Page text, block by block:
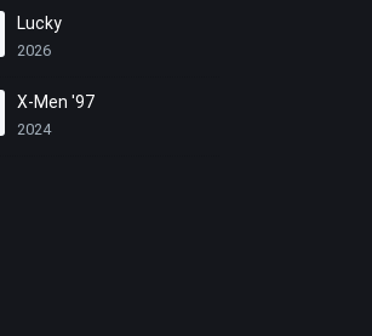
Lucky
2026
X-Men '97
2024